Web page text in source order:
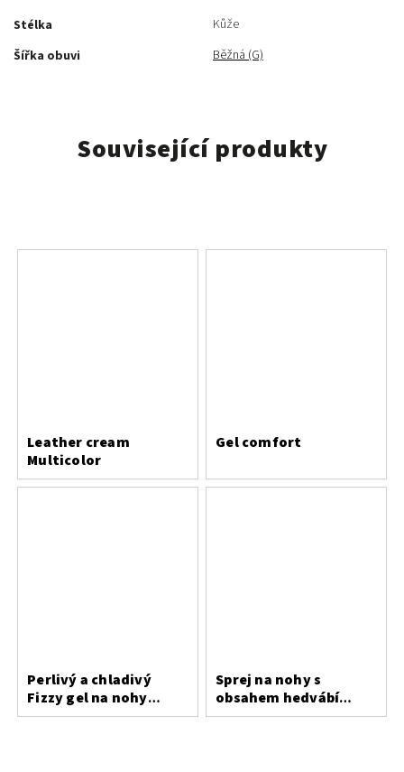
Stélka
Kůže
Šířka obuvi
Běžná (G)
Související produkty
Leather cream
Multicolor
Gel comfort
Perlivý a chladivý
Fizzy gel na nohy
Saicara
Sprej na nohy s
obsahem hedvábí
Bergal